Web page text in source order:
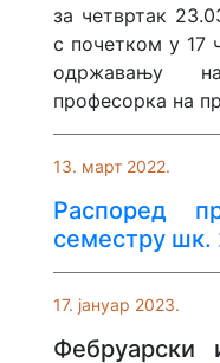
за четвртак
с почетком у 17
одржавању
професорка на
13. март 2022.
Распоред
семестру шк.
17. јануар 2023.
Фебруарски